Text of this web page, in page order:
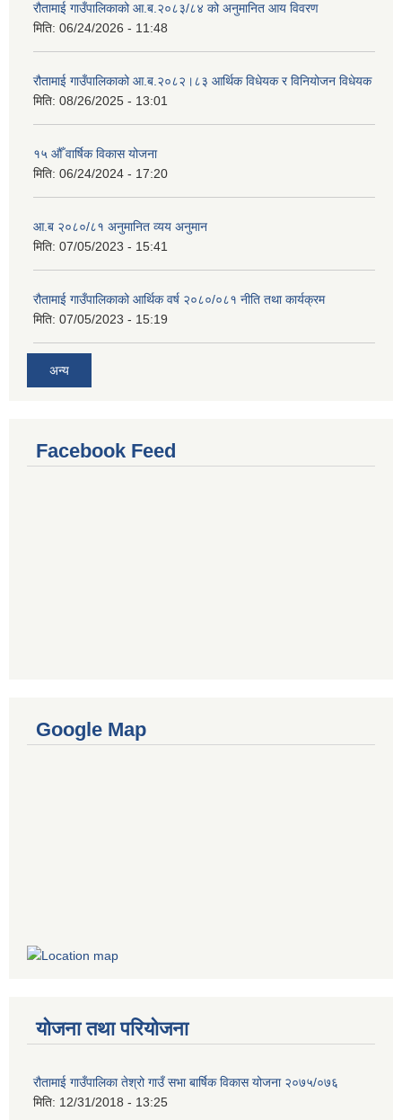
रौतामाई गाउँपालिकाको आ.ब.२०८३/८४ को अनुमानित आय विवरण
मिति: 06/24/2026 - 11:48
रौतामाई गाउँपालिकाको आ.ब.२०८२।८३ आर्थिक विधेयक र विनियोजन विधेयक
मिति: 08/26/2025 - 13:01
१५ औँ वार्षिक विकास योजना
मिति: 06/24/2024 - 17:20
आ.ब २०८०/८१ अनुमानित व्यय अनुमान
मिति: 07/05/2023 - 15:41
रौतामाई गाउँपालिकाको आर्थिक वर्ष २०८०/०८१ नीति तथा कार्यक्रम
मिति: 07/05/2023 - 15:19
अन्य
Facebook Feed
Google Map
योजना तथा परियोजना
रौतामाई गाउँपालिका तेश्रो गाउँ सभा बार्षिक विकास योजना २०७५/०७६
मिति: 12/31/2018 - 13:25